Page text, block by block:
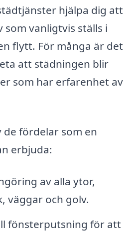
hjälpa dig att
som vanligtvis ställs i
flytt. För många är det
att städningen blir
som har erfarenhet av
de fördelar som en
erbjuda:
av alla ytor,
väggar och golv.
fönsterputsning för att